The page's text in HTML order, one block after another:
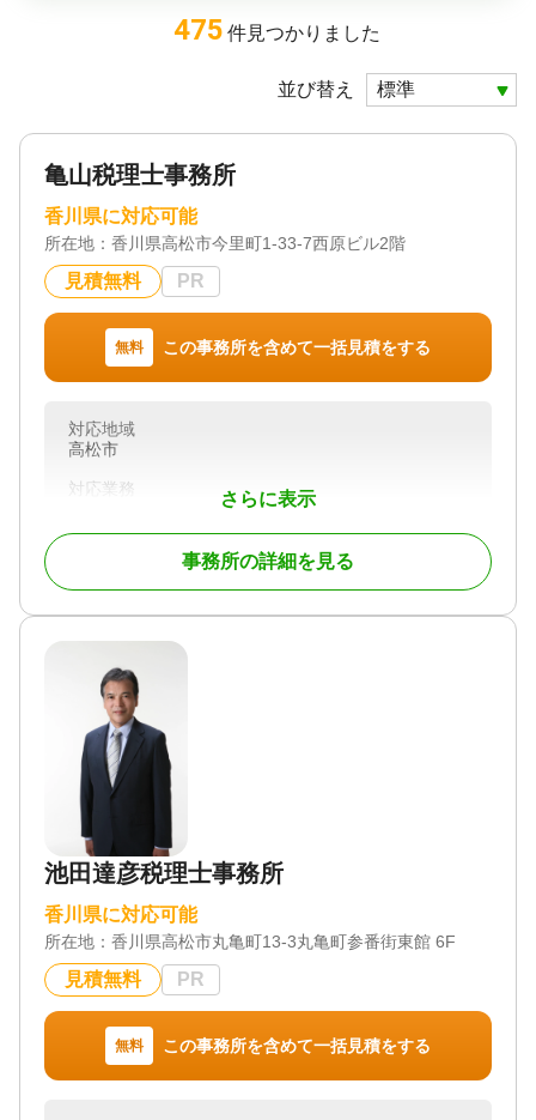
475 件見つかりました
並び替え
亀山税理士事務所
香川県に対応可能
所在地： 香川県高松市今里町1-33-7西原ビル2階
見積無料 PR
無料 この事務所を含めて一括見積をする
さらに表示
対応地域
高松市
対応業務
遺産分割 / 相続税申告
事務所の詳細を見る
池田達彦税理士事務所
香川県に対応可能
所在地： 香川県高松市丸亀町13-3丸亀町参番街東館 6F
見積無料 PR
無料 この事務所を含めて一括見積をする